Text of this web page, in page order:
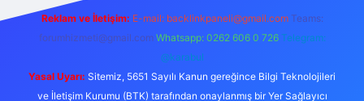
Reklam ve İletişim: E-mail: backlinkpaneli@gmail.com Teams:
forumhizmeti@gmail.com Whatsapp: 0262 606 0 726 Telegram:
@karabul
Yasal Uyarı: Sitemiz, 5651 Sayılı Kanun gereğince Bilgi Teknolojileri
ve İletişim Kurumu (BTK) tarafından onaylanmış bir Yer Sağlayıcı